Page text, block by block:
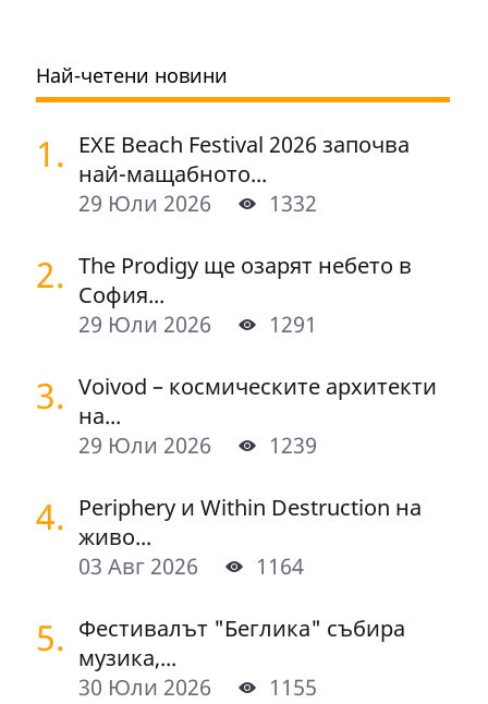
Най-четени новини
1. EXE Beach Festival 2026 започва
най-мащабното...
29 Юли 2026
1332
2. The Prodigy ще озарят небето в
София...
29 Юли 2026
1291
3. Voivod – космическите архитекти
на...
29 Юли 2026
1239
4. Periphery и Within Destruction на
живо...
03 Авг 2026
1164
5. Фестивалът "Беглика" събира
музика,...
30 Юли 2026
1155